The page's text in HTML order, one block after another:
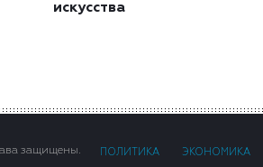
искусства
защищены. ПОЛИТИКА ЭКОНОМИКА